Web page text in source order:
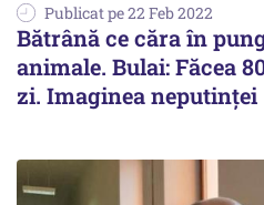
Publicat pe 22 Feb 2022
Bătrână ce căra în
animale. Bulai: Făcea
zi. Imaginea neputinței